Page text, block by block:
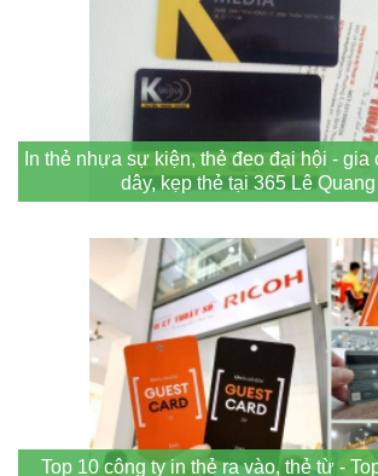
In thẻ nhựa sự kiện, thẻ đeo đại hội - gia
dây, kẹp thẻ tại 365 Lê
Top 10 công ty in thẻ ra vào, thẻ từ -